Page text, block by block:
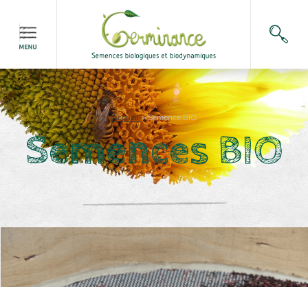
Accueil>Semence BIO
Semences BIO